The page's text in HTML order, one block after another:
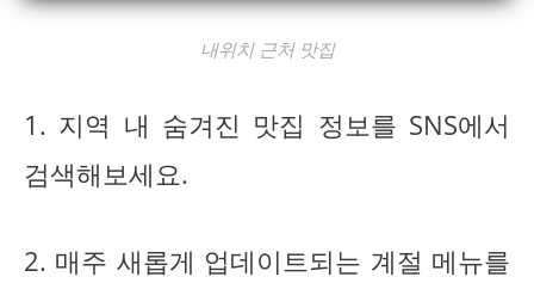
내위치 근처 맛집
1. 지역 내 숨겨진 맛집 정보를 SNS에서
검색해보세요.
2. 매주 새롭게 업데이트되는 계절 메뉴를